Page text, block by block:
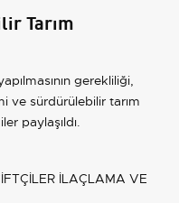
Tarım
gerekliliği,
ve sürdürülebilir tarım
paylaşıldı.